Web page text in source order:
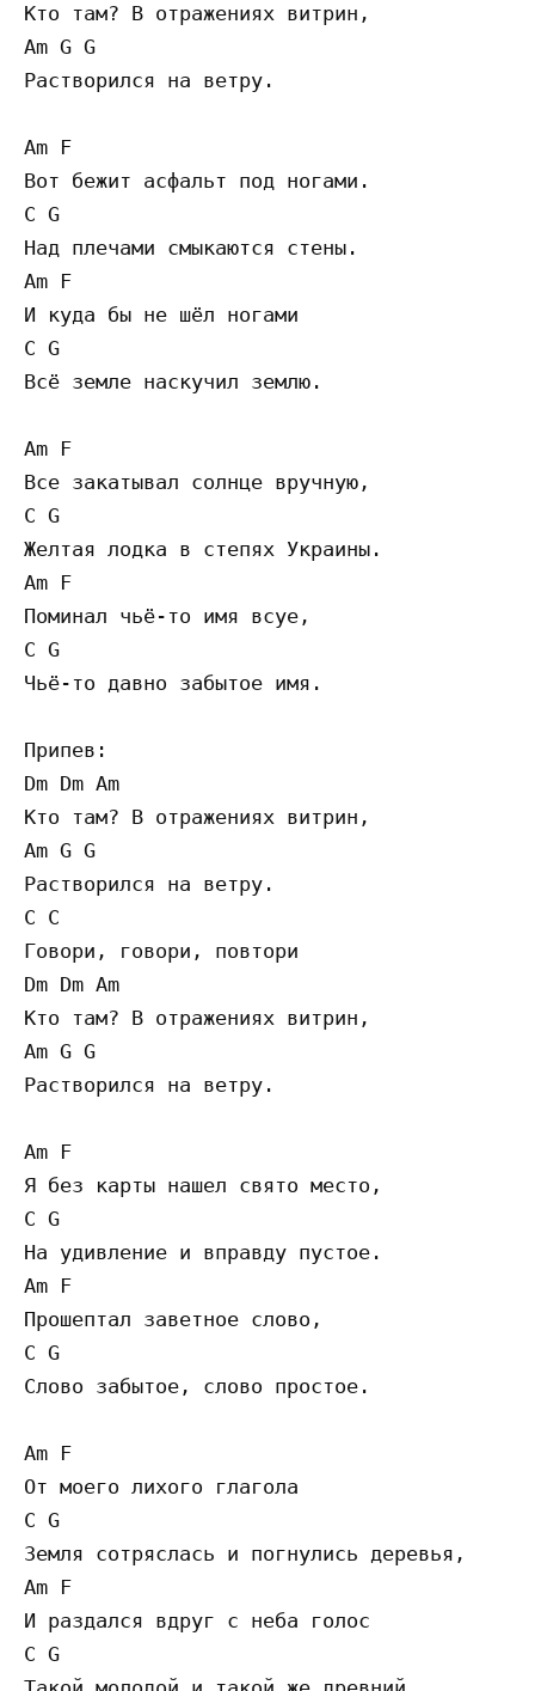
Кто там? В отражениях витрин,
Am G G
Растворился на ветру.
Am F
Вот бежит асфальт под ногами.
C G
Над плечами смыкаются стены.
Am F
И куда бы не шёл ногами
C G
Всё земле наскучил землю.
Am F
Все закатывал солнце вручную,
C G
Желтая лодка в степях Украины.
Am F
Поминал чьё-то имя всуе,
C G
Чьё-то давно забытое имя.
Припев:
Dm Dm Am
Кто там? В отражениях витрин,
Am G G
Растворился на ветру.
C C
Говори, говори, повтори
Dm Dm Am
Кто там? В отражениях витрин,
Am G G
Растворился на ветру.
Am F
Я без карты нашел свято место,
C G
На удивление и вправду пустое.
Am F
Прошептал заветное слово,
C G
Слово забытое, слово простое.
Am F
От моего лихого глагола
C G
Земля сотряслась и погнулись деревья,
Am F
И раздался вдруг с неба голос
C G